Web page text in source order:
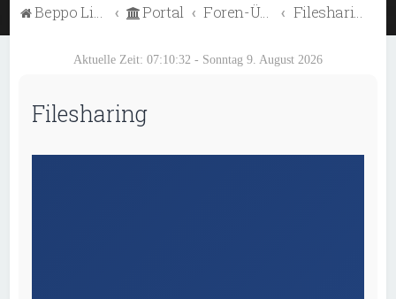
Beppo Live Portal Foren-Übersicht Filesharing
Aktuelle Zeit: 07:10:32 - Sonntag 9. August 2026
Filesharing